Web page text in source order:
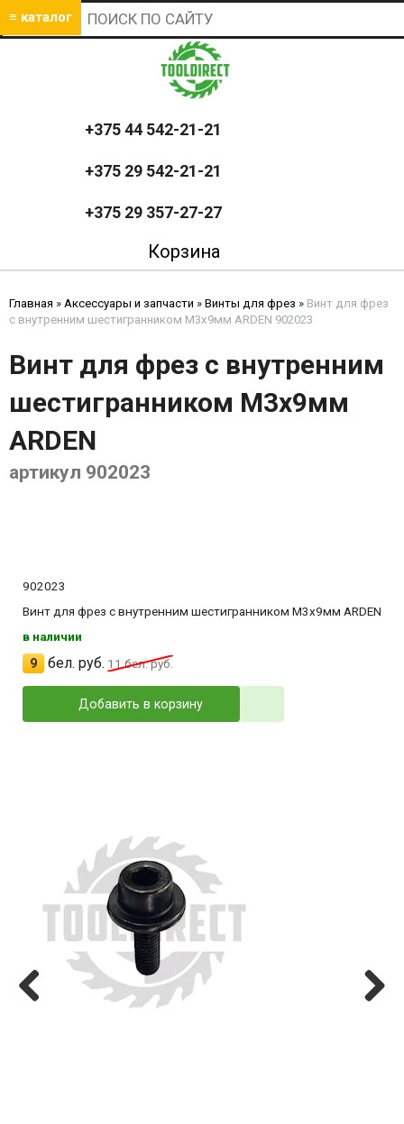
≡ каталог
+375 44 542-21-21
+375 29 542-21-21
+375 29 357-27-27
Корзина
Главная » Аксессуары и запчасти » Винты для фрез » Винт для фрез
с внутренним шестигранником M3x9мм ARDEN 902023
Винт для фрез с внутренним
шестигранником M3x9мм
ARDEN
артикул 902023
902023
Винт для фрез с внутренним шестигранником M3x9мм ARDEN
в наличии
9 бел. руб. 11бел. руб.
Добавить в корзину